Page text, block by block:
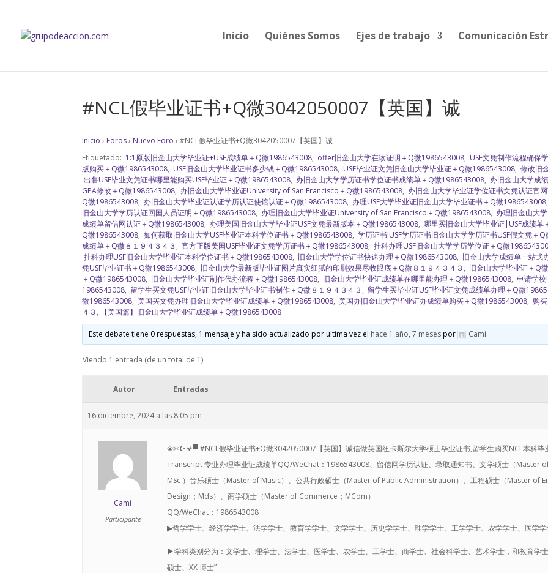
Inicio Quiénes Somos Ejes de trabajo Comunicación
#NCL假毕业证书+Q微3042050007【英国】诚
Inicio › Foros › Nuevo Foro › #NCL假毕业证书+Q微3042050007【英国】诚
Etiquetado: 1:1原版旧金山大学毕业证+USF成绩单＋Q微1986543008, offer旧金山大学在读证明＋Q微1986543008, USF文凭制作流程确保
版购买＋Q微1986543008, USF旧金山大学毕业证书多少钱＋Q微1986543008, USF毕业证文凭旧金山大学毕业证＋Q微1986543008, 修改旧
出售USF毕业文凭证书哪里能购买USF毕业证＋Q微1986543008, 办旧金山大学学历证书学位证书成绩单＋Q微1986543008, 办旧金山大学成
GPA修改＋Q微1986543008, 办旧金山大学毕业证University of San Francisco＋Q微1986543008, 办旧金山大学毕业证学位证书文凭认证官
Q微1986543008, 办旧金山大学毕业证认证学历认证使馆认证＋Q微1986543008, 办理USF大学毕业证旧金山大学毕业证书＋Q微1986543008,
旧金山大学学历认证回国人员证明＋Q微1986543008, 办理旧金山大学毕业证University of San Francisco＋Q微1986543008, 办理旧金山大
成绩单留信网认证＋Q微1986543008, 办理美国旧金山大学毕业证USF文凭最新版本＋Q微1986543008, 哪里买旧金山大学毕业证|USF成绩
Q微1986543008, 如何获取旧金山大学USF毕业证本科学位证书＋Q微1986543008, 学历证书!USF学历证书旧金山大学学历证书USF假文凭＋Q
成绩单＋Q微８１９４３４３ , 官方正版美国USF毕业证文凭学历证书＋Q微1986543008, 挂科办理USF旧金山大学学历学位证＋Q微
挂科办理USF旧金山大学毕业证本科学位证书＋Q微1986543008, 旧金山大学学位证书快速办理＋Q微1986543008, 旧金山大学成绩单一站式
凭USF毕业证书＋Q微1986543008, 旧金山大学最新版毕业证图片真实细腻的印刷效果尽收眼底＋Q微８１９４３４３ , 旧金山大学毕业证＋Q
＋Q微1986543008, 旧金山大学毕业证制作代办流程＋Q微1986543008, 旧金山大学毕业证成绩单在哪里能办理＋Q微1986543008, 申请学校
1986543008, 留学生买文凭USF毕业证旧金山大学毕业证书制作＋Q微８１９４３４３ , 留学生买毕业证USF毕业证文凭成绩单办理＋Q微
微1986543008, 美国买文凭办理旧金山大学毕业证成绩单＋Q微1986543008, 美国办旧金山大学毕业证办成绩单购买＋Q微1986543008, 购
４３ , 【美国篇】旧金山大学毕业证成绩单＋Q微1986543008
Este debate tiene 0 respuestas, 1 mensaje y ha sido actualizado por última vez el hace 1 año, 7 mesespor Cami.
Viendo 1 entrada (de un total de 1)
Autor Entradas
16 diciembre, 2024 a las 8:05 pm
Cami
Participante
❀✄☪☣▀ #NCL假毕业证书+Q微3042050007【英国】诚信做英国纽卡斯尔大学硕士毕业证书,留学生购买NCL本科
Transcript 专业办理毕业证成绩单QQ/WeChat：1986543008、留信网学历认证、录取通知书、文学硕士（Master
MSc ）音乐硕士（Master of Music）、公共行政硕士（Master of Public Administration）、工程硕士（Master of
Design；Mds）、商学硕士（Master of Commerce；MCom）
QQ/WeChat：1986543008
▶哲学学士、经济学学士、法学学士、教育学学士、文学学士、历史学学士、理学学士、工学学士、农学学士、医学
▶学科类别分为：文学士、理学士、法学士、医学士、农学士、工学士、商学士、社会科学士、艺术学士，和教育学士
硕士、XX 博士”